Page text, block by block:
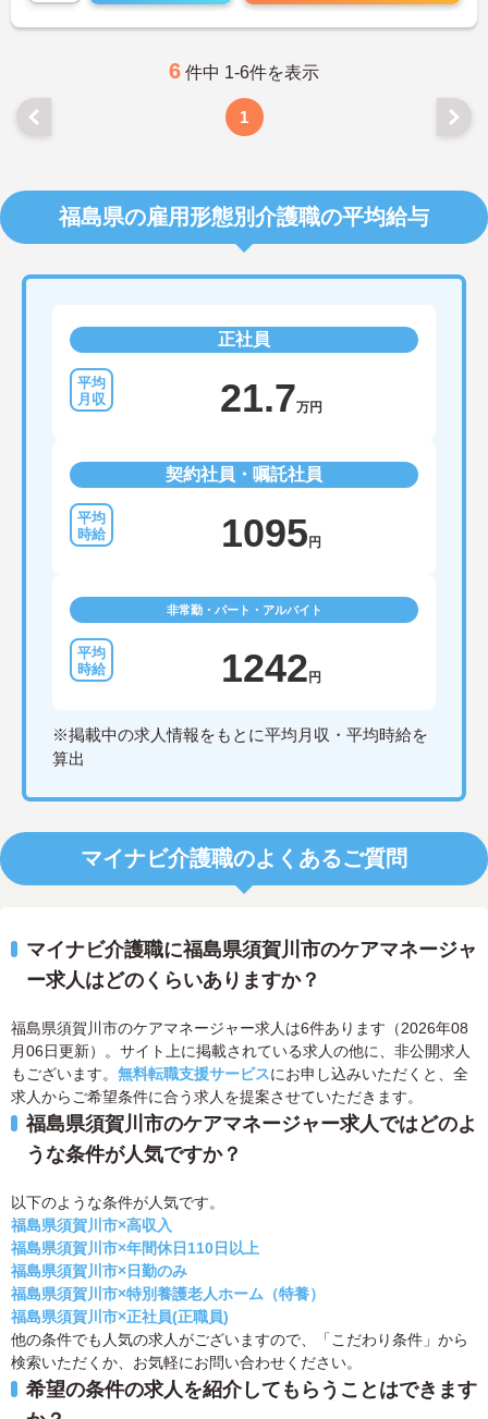
6 件中 1-6件を表示
1
福島県の雇用形態別介護職の平均給与
正社員
21.7万円
契約社員・嘱託社員
1095 円
非常勤・パート・アルバイト
1242 円
※掲載中の求人情報をもとに平均月収・平均時給を
算出
マイナビ介護職のよくあるご質問
マイナビ介護職に福島県須賀川市のケアマネージャ
ー求人はどのくらいありますか？
福島県須賀川市のケアマネージャー求人は6件あります（2026年08
月06日更新）。サイト上に掲載されている求人の他に、非公開求人
もございます。 無料転職支援サービスにお申し込みいただくと、全
求人からご希望条件に合う求人を提案させていただきます。
福島県須賀川市のケアマネージャー求人ではどのよ
うな条件が人気ですか？
以下のような条件が人気です。
福島県須賀川市×高収入
福島県須賀川市×年間休日110日以上
福島県須賀川市×日勤のみ
福島県須賀川市×特別養護老人ホーム（特養）
福島県須賀川市×正社員(正職員)
他の条件でも人気の求人がございますので、「こだわり条件」から
検索いただくか、お気軽にお問い合わせください。
希望の条件の求人を紹介してもらうことはできます